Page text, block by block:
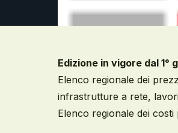
Edizione in vigore dal 1°
Elenco regionale dei
infrastrutture a rete,
Elenco regionale dei